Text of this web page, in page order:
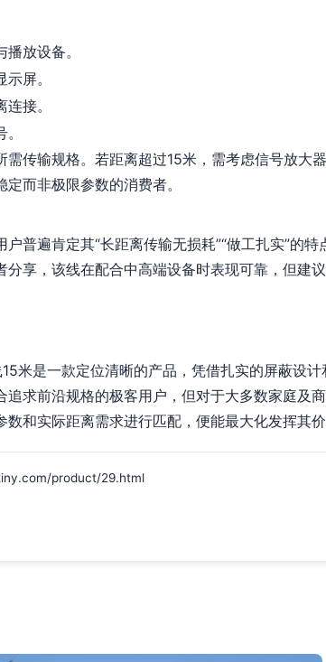
放设备。
屏。
接。
传输规格。若距离超过15米，需考虑信号放大
而非极限参数的消费者。
普遍肯定其“长距离传输无损耗”“做工扎实”的
享，该线在配合中高端设备时表现可靠，但建
米是一款定位清晰的产品，凭借扎实的屏蔽设
求前沿规格的极客用户，但对于大多数家庭及
和实际距离需求进行匹配，便能最大化发挥其价
product/29.html